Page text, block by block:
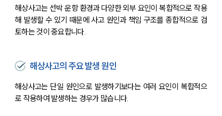
해상사고는 선박 운항 환경과 다양한 외부 요인이 복합적으로 작용
해 발생할 수 있기 때문에 사고 원인과 책임 구조를 종합적으로 검
토하는 것이 중요합니다.
해상사고의 주요 발생 원인
해상사고는 단일 원인으로 발생하기보다는 여러 요인이 복합적으
로 작용하여 발생하는 경우가 많습니다.